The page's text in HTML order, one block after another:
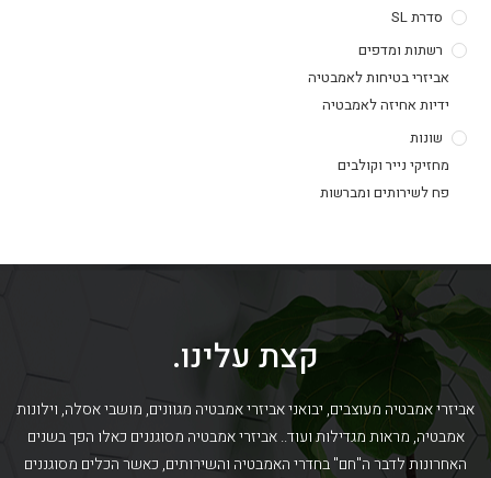
סדרת SL
רשתות ומדפים
אביזרי בטיחות לאמבטיה
ידיות אחיזה לאמבטיה
שונות
מחזיקי נייר וקולבים
פח לשירותים ומברשות
קצת עלינו.
אביזרי אמבטיה מעוצבים, יבואני אביזרי אמבטיה מגוונים, מושבי אסלה, וילונות
אמבטיה, מראות מגדילות ועוד.. אביזרי אמבטיה מסוגננים כאלו הפך בשנים
האחרונות לדבר ה"חם" בחדרי האמבטיה והשירותים, כאשר הכלים מסוגננים